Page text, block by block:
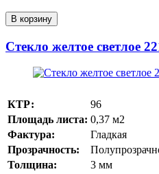
В корзину
Стекло желтое светлое
КТР:
96
Площадь листа: 0,37 м2
Фактура:
Гладкая
Прозрачность:
Толщина:
3 мм